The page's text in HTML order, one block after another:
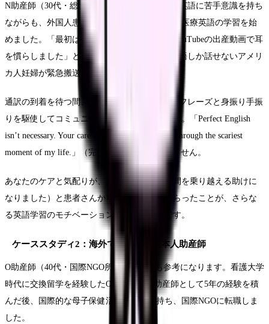
N助産師（30代・総合病院勤務）の事例では、英語に苦手意識を持ち
ながらも、外国人患者の増加に危機感を覚え、医療英語の学習を始
めました。「最初は単語カードから始めて、YouTubeの出産動画で耳
を慣らしました」と語るN助産師。ある日、英語しか話せないアメリ
カ人妊婦が緊急搬送されてきました。
通訳の到着を待つ間、N助産師は基本的な英語フレーズと身振り手振
りを駆使してコミュニケーションを取りました。「Perfect English
isn’t necessary. Your care and attention helped me through the scariest
moment of my life.」（完璧な英語は必要ありません。
あなたのケアと気配りが、人生で最も怖い瞬間を乗り越える助けに
なりました）と患者さんから感謝の言葉をもらったことが、さらな
る英語学習のモチベーションになったそうです。
ケーススタディ2：海外で活躍する日本人助産師
O助産師（40代・国際NGO所属）の事例も参考になります。看護大学
時代に交換留学を経験したO助産師は、助産師として5年の経験を積
んだ後、国際的な母子保健活動に興味を持ち、国際NGOに転職しま
した。